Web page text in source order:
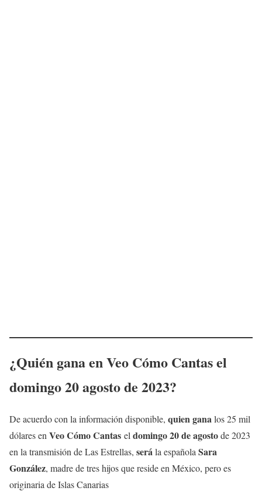
¿Quién gana en Veo Cómo Cantas el
domingo20 agostode 2023?
De acuerdo con la información disponible, quien ganalos 25 mil
dólares en Veo Cómo Cantas el domingo20 de agostode 2023
en la transmisión de Las Estrellas, serála española Sara
González, madre de tres hijos que reside en México, pero es
originaria de Islas Canarias